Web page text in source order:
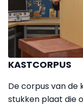
KASTCORPUS
De corpus van de
stukken plaat die